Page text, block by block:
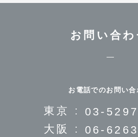
お問い合わ
お電話でのお問い合
東京 : 03-
大阪 : 06-